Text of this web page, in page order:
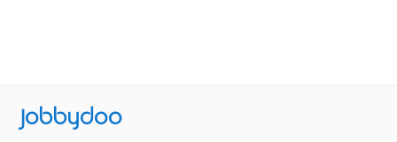
Jobbydoo